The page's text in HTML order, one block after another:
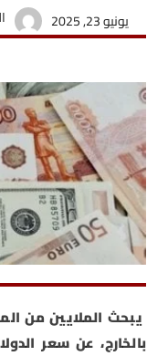
يونيو 23, 2025
يبحث الملايين من
بالخارج، عن سعر